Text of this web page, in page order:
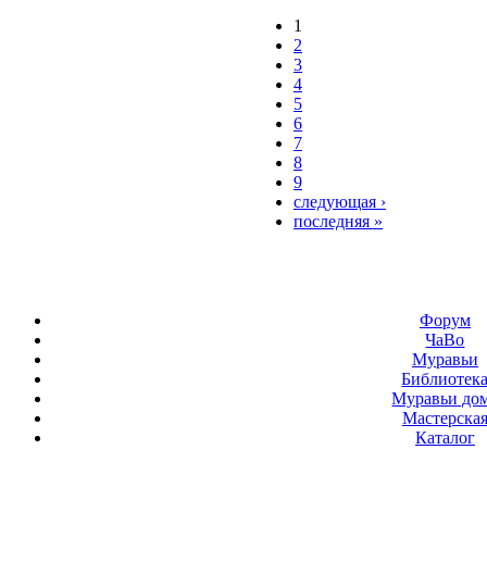
1
2
3
4
5
6
7
8
9
следующая ›
последняя »
Форум
ЧаВо
Муравьи
Муравьи
Мастерская
Каталог